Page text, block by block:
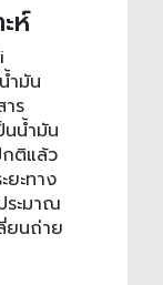
ห์
ำมัน
าร
นน้ำมัน
ติแล้ว
ยะทาง
ระมาณ
ยนถ่าย